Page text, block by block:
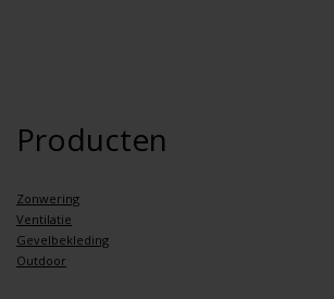
Producten
Zonwering
Ventilatie
Gevelbekleding
Outdoor